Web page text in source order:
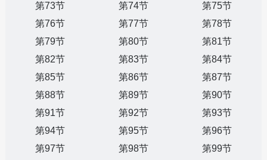
第73节
第74节
第75节
第76节
第77节
第78节
第79节
第80节
第81节
第82节
第83节
第84节
第85节
第86节
第87节
第88节
第89节
第90节
第91节
第92节
第93节
第94节
第95节
第96节
第97节
第98节
第99节